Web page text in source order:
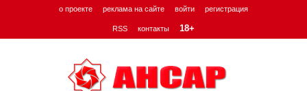
о проекте реклама на сайте войти регистрация
RSS контакты 18+